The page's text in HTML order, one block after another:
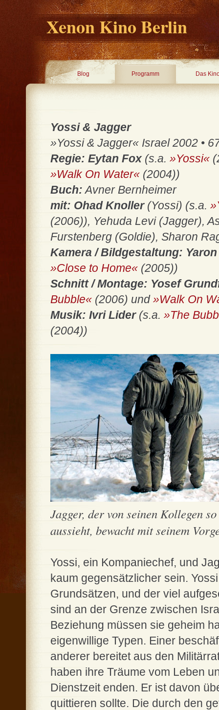
Xenon Kino Berlin
Blog Programm Das
Yossi & Jagger
»Yossi & Jagger« Israel 2002 •
Regie: Eytan Fox (s.a. »Yossi«
»Walk On Water« (2004))
Buch:Avner Bernheimer
mit: Ohad Knoller(Yossi) (s.a.
(2006)), Yehuda Levi (Jagger),
Furstenberg (Goldie), Sharon
Kamera / Bildgestaltung:
»Close to Home« (2005))
Schnitt / Montage: Yosef
Bubble« (2006) und»Walk On
Musik: Ivri Lider (s.a. »The
(2004))
Jagger, der von seinen Kollegen
aussieht, bewacht mit seinem
Yossi, ein Kompaniechef, und
kaum gegensätzlicher sein.
Grundsätzen, und der viel
sind an der Grenze zwischen
Beziehung müssen sie geheim
eigenwillige Typen. Einer
anderer bereitet aus den
haben ihre Träume vom Leben
Dienstzeit enden. Er ist davon
quittieren sollte. Die durch den